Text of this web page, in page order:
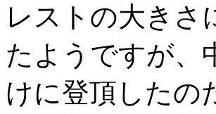
レストの大きさ
たようですが、
けに登頂したの